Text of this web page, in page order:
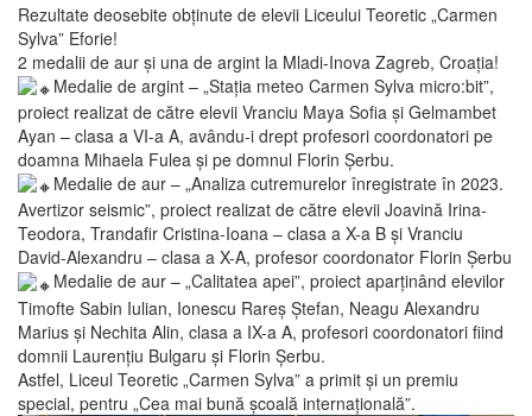
Rezultate deosebite obținute de elevii Liceului Teoretic „Carmen
Sylva” Eforie!
2 medalii de aur și una de argint la Mladi-Inova Zagreb, Croația!
Medalie de argint – „Stația meteo Carmen Sylva micro:bit”,
proiect realizat de către elevii Vranciu Maya Sofia și Gelmambet
Ayan – clasa a VI-a A, avându-i drept profesori coordonatori pe
doamna Mihaela Fulea și pe domnul Florin Șerbu.
Medalie de aur – „Analiza cutremurelor înregistrate în 2023.
Avertizor seismic”, proiect realizat de către elevii Joavină Irina-
Teodora, Trandafir Cristina-Ioana – clasa a X-a B și Vranciu
David-Alexandru – clasa a X-A, profesor coordonator Florin Șerbu
Medalie de aur – „Calitatea apei”, proiect aparținând elevilor
Timofte Sabin Iulian, Ionescu Rareș Ștefan, Neagu Alexandru
Marius și Nechita Alin, clasa a IX-a A, profesori coordonatori fiind
domnii Laurențiu Bulgaru și Florin Șerbu.
Astfel, Liceul Teoretic „Carmen Sylva” a primit și un premiu
special, pentru „Cea mai bună școală internațională”.